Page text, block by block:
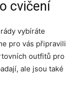
cvičení
vybíráte
pro vás připravili
outfitů pro
ale jsou také